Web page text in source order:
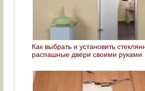
Как выбрать и установить
распашные двери своими руками